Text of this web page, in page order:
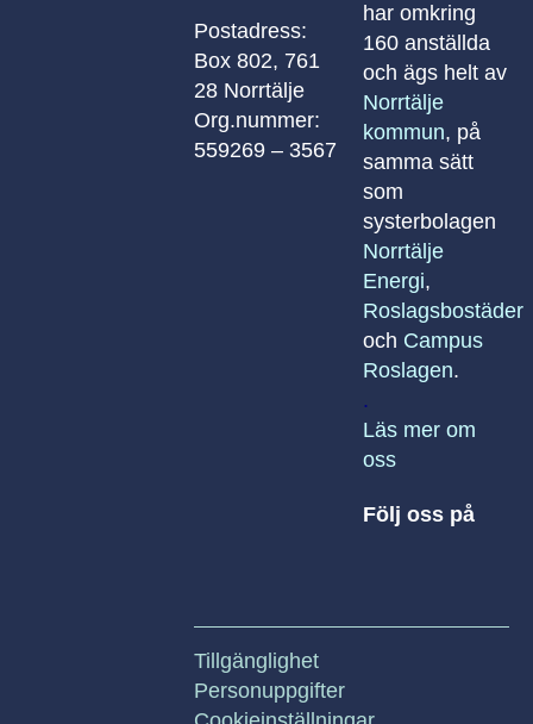
Postadress:
Box 802, 761
28 Norrtälje
Org.nummer:
559269 – 3567
har omkring
160 anställda
och ägs helt av
Norrtälje
kommun, på
samma sätt
som
systerbolagen
Norrtälje
Energi,
Roslagsbostäder
och Campus
Roslagen.
.
Läs mer om
oss
Följ oss på
Tillgänglighet
Personuppgifter